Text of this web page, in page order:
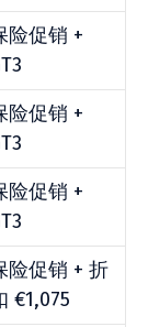
险促销 +
险促销 +
险促销 +
险促销 + 折
€1,075